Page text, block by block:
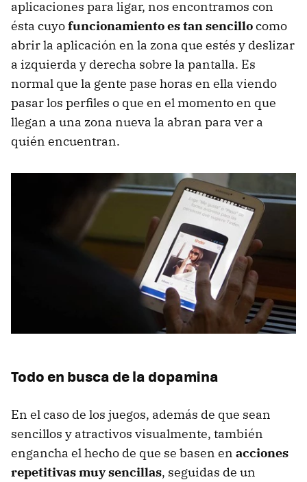
aplicaciones para ligar, nos encontramos con
ésta cuyofuncionamiento es tan sencillocomo
abrir la aplicación en la zona que estés y deslizar
a izquierda y derecha sobre la pantalla. Es
normal que la gente pase horas en ella viendo
pasar los perfiles o que en el momento en que
llegan a una zona nueva la abran para ver a
quién encuentran.
Todo en busca de la dopamina
En el caso de los juegos, además de que sean
sencillos y atractivos visualmente, también
engancha el hecho de que se basen en acciones
repetitivas muy sencillas, seguidas de un